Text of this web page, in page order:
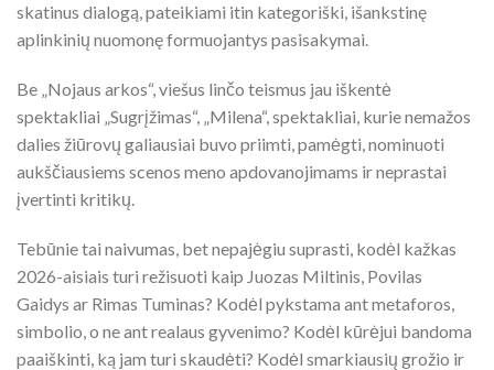
skatinus dialogą, pateikiami itin kategoriški, išankstinę
aplinkinių nuomonę formuojantys pasisakymai.
Be „Nojaus arkos“, viešus linčo teismus jau iškentė
spektakliai „Sugrįžimas“, „Milena“, spektakliai, kurie nemažos
dalies žiūrovų galiausiai buvo priimti, pamėgti, nominuoti
aukščiausiems scenos meno apdovanojimams ir neprastai
įvertinti kritikų.
Tebūnie tai naivumas, bet nepajėgiu suprasti, kodėl kažkas
2026-aisiais turi režisuoti kaip Juozas Miltinis, Povilas
Gaidys ar Rimas Tuminas? Kodėl pykstama ant metaforos,
simbolio, o ne ant realaus gyvenimo? Kodėl kūrėjui bandoma
paaiškinti, ką jam turi skaudėti? Kodėl smarkiausių grožio ir